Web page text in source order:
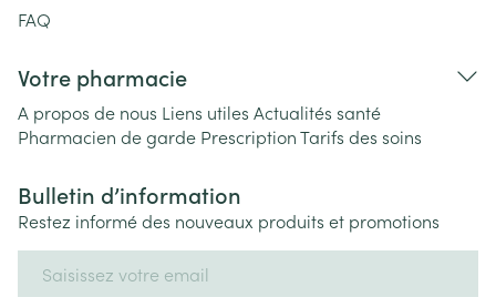
FAQ
Votre pharmacie
A propos de nous Liens utiles Actualités santé
Pharmacien de garde PrescriptionTarifs des soins
Bulletin d’information
Restez informé des nouveaux produits et promotions